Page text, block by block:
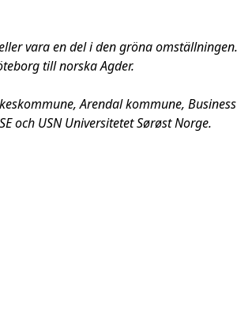
vara en del i den gröna
till norska Agder.
Arendal kommune,
och USN Universitetet Sørøst Norge.